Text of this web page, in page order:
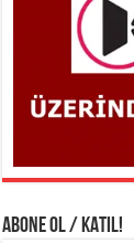
ABONE OL / KATIL!